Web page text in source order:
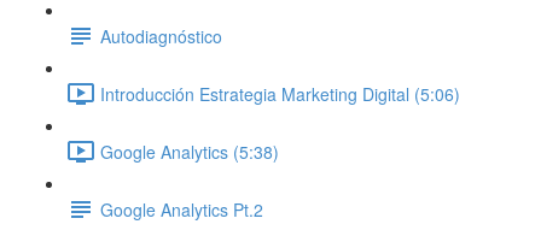
Autodiagnóstico
Introducción Estrategia Marketing Digital (5:06)
Google Analytics (5:38)
Google Analytics Pt.2